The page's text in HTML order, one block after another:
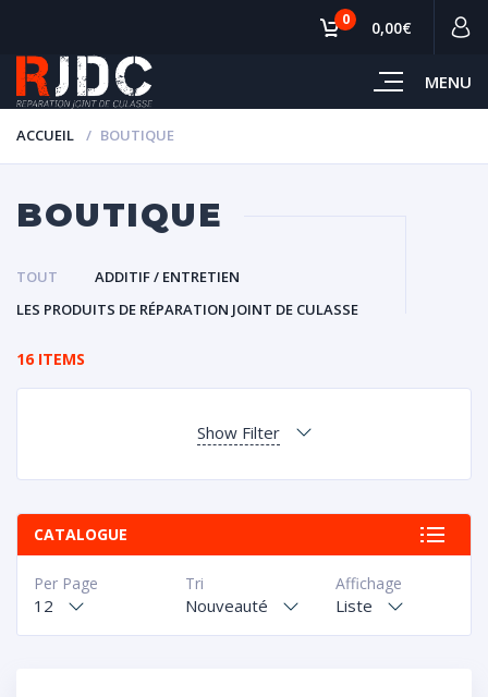
MENU
0 0,00€
ACCUEIL BOUTIQUE
BOUTIQUE
TOUT
ADDITIF / ENTRETIEN
LES PRODUITS DE RÉPARATION JOINT DE CULASSE
16 ITEMS
Show Filter
CATALOGUE
Affichage
Liste
Tri
Nouveauté
Per Page
12